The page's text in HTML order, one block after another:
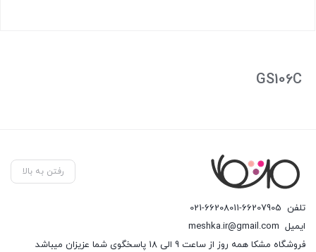
GS106C
رفتن به بالا
تلفن 021-66208011-66207905
ایمیل meshka.ir@gmail.com
فروشگاه مشکا همه روز از ساعت 9 الی 18 پاسخگوی شما عزیزان میباشد